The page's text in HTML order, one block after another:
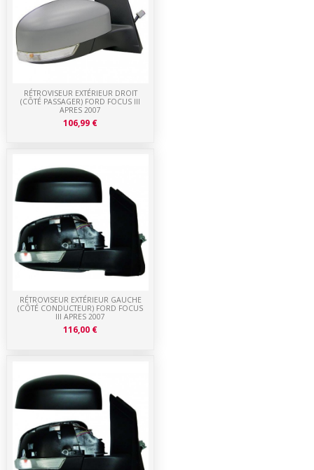
RÉTROVISEUR EXTÉRIEUR GAUCHE
(CÔTÉ CONDUCTEUR) FORD FOCUS
III APRES 2007
116,00 €
RÉTROVISEUR EXTÉRIEUR DROIT
(CÔTÉ PASSAGER) FORD FOCUS III
APRES 2007
106,99 €